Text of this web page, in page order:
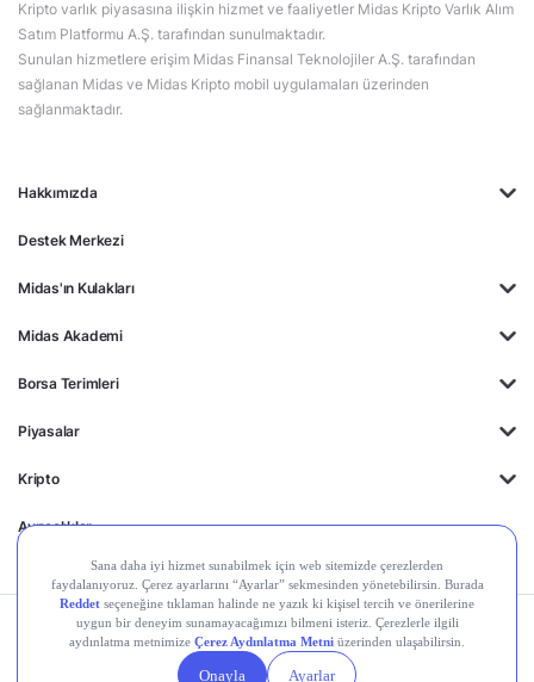
Hakkımızda
Destek Merkezi
Midas'ın Kulakları
Midas Akademi
Borsa Terimleri
Piyasalar
Kripto
Ayrıcalıklar
Kripto varlık piyasasına ilişkin hizmet ve faaliyetler Midas Kripto Varlık Alım
Satım Platformu A.Ş. tarafından sunulmaktadır.
Sunulan hizmetlere erişim Midas Finansal Teknolojiler A.Ş. tarafından
sağlanan Midas ve Midas Kripto mobil uygulamaları üzerinden
sağlanmaktadır.
Kişisel Verilerin
Gizlilik
Politikası
Yasal
Duyurular
Çerez